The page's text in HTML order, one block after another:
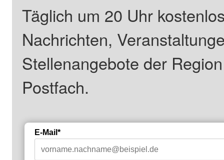
Täglich um 20 Uhr
Nachrichten,
Stellenangebote der
Postfach.
E-Mail*